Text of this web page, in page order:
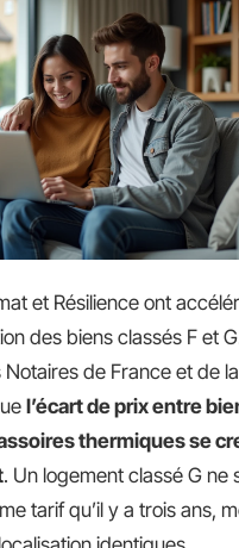
et Résilience ont
des biens classés F et
de France et de
l’écart de prix entre
thermiques se
. Un logement classé G ne
tarif qu’il y a trois ans,